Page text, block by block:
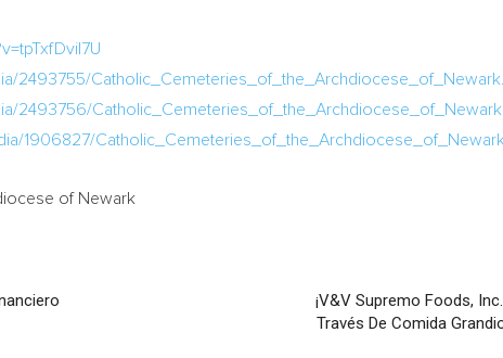
2493755/
2493756/
1906827/
of Newark
¡V&V Supremo Foods,
Través De Comida